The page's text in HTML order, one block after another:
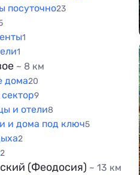
посуточно23
1
1
~ 8 км
дома20
9
и отели8
и дома под ключ5
2
2
(Феодосия) ~ 13 км